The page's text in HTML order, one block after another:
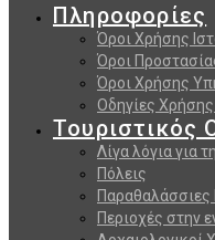
Πληροφορίες
Όροι Χρήσης
Όροι
Όροι Χρήσης
Οδηγίες Χρήσης
Τουριστικός
Λίγα λόγια για
Πόλεις
Παραθαλάσσιες
Περιοχές στην